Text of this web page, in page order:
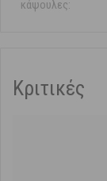
κάψουλες:
Κριτικές